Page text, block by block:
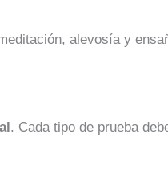
alevosía y
. Cada tipo de prueba